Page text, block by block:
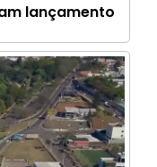
lançamento